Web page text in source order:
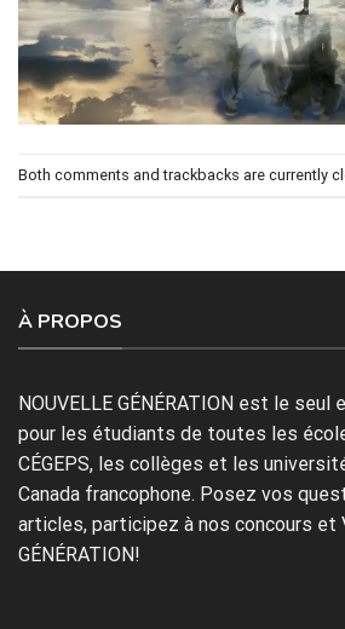
Both comments and trackbacks are currently
À PROPOS
NOUVELLE GÉNÉRATION est le seul
pour les étudiants de toutes les
CÉGEPS, les collèges et les
Canada francophone. Posez vos
articles, participez à nos concours et
GÉNÉRATION!